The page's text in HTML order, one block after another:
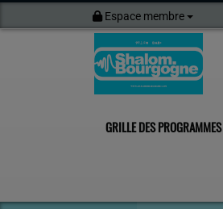
Espace membre
GRILLE DES